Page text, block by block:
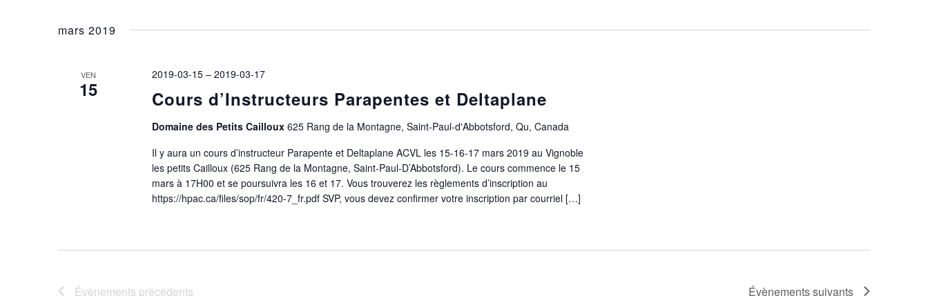
mars 2019
VEN
15 Cours d’Instructeurs Parapentes et Deltaplane
2019-03-15– 2019-03-17
Domaine des Petits Cailloux 625 Rang de la Montagne, Saint-Paul-d'Abbotsford, Qu, Canada
Il y aura un cours d’instructeur Parapente et Deltaplane ACVL les 15-16-17 mars 2019 au Vignoble
les petits Cailloux (625 Rang de la Montagne, Saint-Paul-D’Abbotsford). Le cours commence le 15
mars à 17H00 et se poursuivra les 16 et 17. Vous trouverez les règlements d’inscription au
https://hpac.ca/files/sop/fr/420-7_fr.pdf SVP, vous devez confirmer votre inscription par courriel […]
Évènements précédents Évènementssuivants